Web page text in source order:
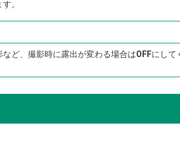
。
ど、撮影時に露出が変わる場合はOFFにして